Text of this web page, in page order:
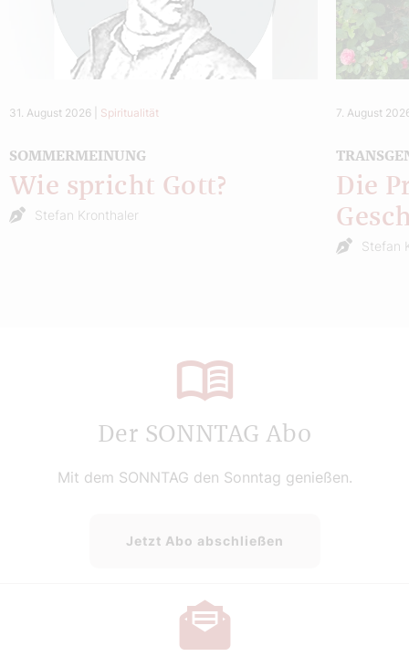
31. August 2026 Spiritualität
SOMMERMEINUNG
Wie spricht Gott?
Stefan Kronthaler
7. August
Die
Stefan
Der SONNTAG Abo
Mit dem SONNTAG den Sonntag genießen.
Jetzt Abo abschließen